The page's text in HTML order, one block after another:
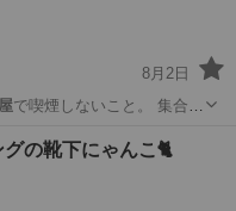
8月2日
で喫煙しないこと。 集合住
猫 キジトラ
の靴下にゃんこ🐈️